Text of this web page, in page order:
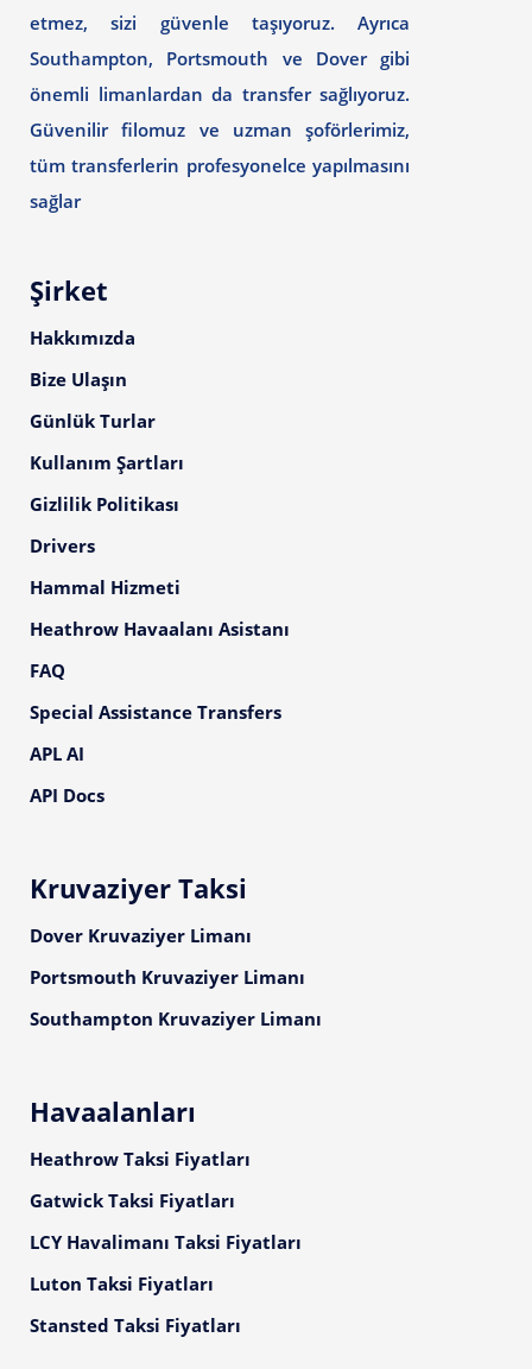
etmez, sizi güvenle taşıyoruz. Ayrıca
Southampton, Portsmouth ve Dover gibi
önemli limanlardan da transfer sağlıyoruz.
Güvenilir filomuz ve uzman şoförlerimiz,
tüm transferlerin profesyonelce yapılmasını
sağlar
Şirket
Hakkımızda
Bize Ulaşın
Günlük Turlar
Kullanım Şartları
Gizlilik Politikası
Drivers
Hammal Hizmeti
Heathrow Havaalanı Asistanı
FAQ
Special Assistance Transfers
APL AI
API Docs
Kruvaziyer Taksi
Dover Kruvaziyer Limanı
Portsmouth Kruvaziyer Limanı
Southampton Kruvaziyer Limanı
Havaalanları
Heathrow Taksi Fiyatları
Gatwick Taksi Fiyatları
LCY Havalimanı Taksi Fiyatları
Luton Taksi Fiyatları
Stansted Taksi Fiyatları